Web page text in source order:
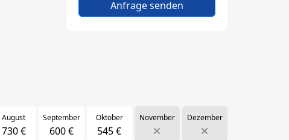
Anfrage senden
August
730 €
September
600 €
Oktober
545 €
November Dezember